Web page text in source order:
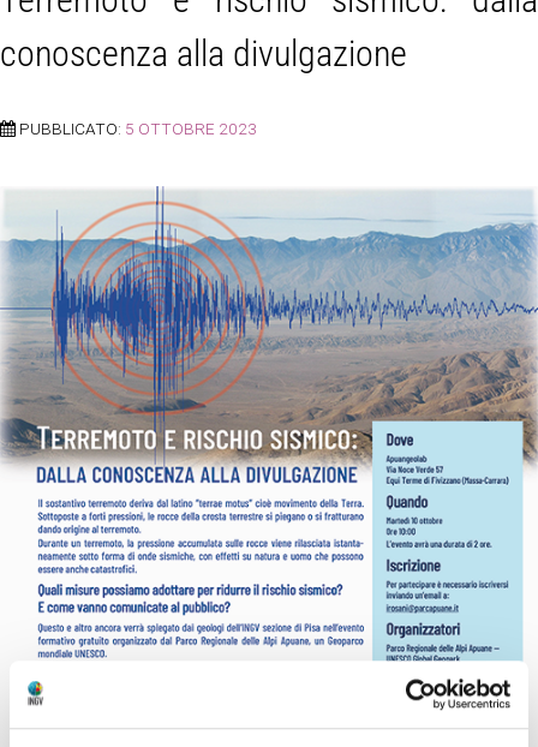
conoscenza alla divulgazione
PUBBLICATO: 5 OTTOBRE 2023